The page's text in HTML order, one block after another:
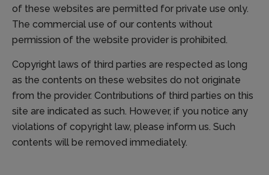
of these websites are permitted for private use only.
The commercial use of our contents without
permission of the website provider is prohibited.
Copyright laws of third parties are respected as long
as the contents on these websites do not originate
from the provider. Contributions of third parties on this
site are indicated as such. However, if you notice any
violations of copyright law, please inform us. Such
contents will be removed immediately.